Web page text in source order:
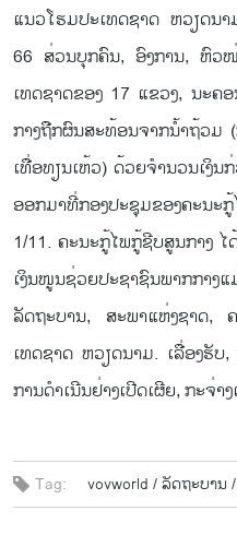
ແນວ​ໂຮມ​ປະ​ເທດ​ຊາດ ຫວຽດ​ນ
66 ສ່ວນ​ບຸກ​ຄົນ, ອົງ​ການ, ຫົວ​
ເທດ​ຊາດຂອງ 17 ແຂວງ, ນະ​ຄ
ກາງຖືກ​ຜົນ​ສະ​ທ້ອນ​ຈາກ​ນ້ຳ​ຖ້ວມ
ເທື່ອ​ທຽນ​ເຫ້ວ) ດ້ວຍ​ຈຳ​ນວນ​ເງິ
ອອກ​ມາ​ທີ່ກອງ​ປະ​ຊຸມ​ຂອງ​ຄະ​ນະ​
1/11. ຄະ​ນະ​ກູ້​ໄພ​ກູ້​ຊ​ີບ​ສູນ​ກາງ
ເງິນ​ໜູນ​ຊ່ວຍ​ປະ​ຊາ​ຊົນ​ພາກ​ກາງ
ລັດ​ຖະ​ບານ, ສະ​ພາ​ແຫ່ງ​ຊາດ,
ເທດ​ຊາດ ຫວຽດ​ນາມ. ເລື່ອງ​ຮັ
ການ​ດຳ​ເນີນ​ຢ່າງ​ເປີດ​ເຜີຍ, ກະ​ຈ່າ
Tag: vovworld /ລັດ​ຖະ​ບານ /